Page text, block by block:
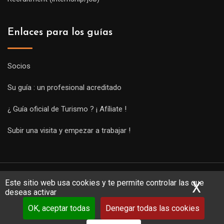
Este sitio web usa cookies y te permite controlar las que
deseas activar
OK, aceptar todas
Denegar todas las cookies
X
Enlaces para los guías
Socios
Su guía : un profesional acreditado
¿ Guía oficial de Turismo ? ¡ Afíliate !
Subir una visita y empezar a trabajar !
Copyright Guides 2021. Tous droits réservés.
Développement